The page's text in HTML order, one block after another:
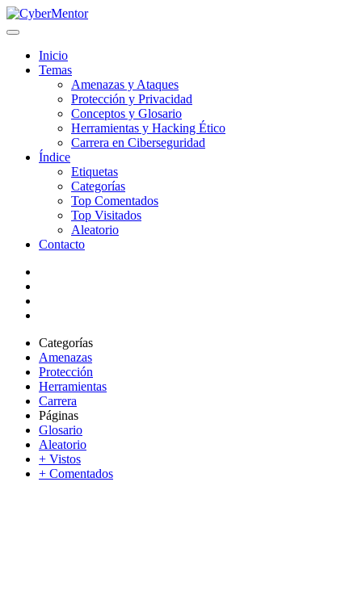
Inicio
Temas
Amenazas y Ataques
Protección y Privacidad
Conceptos y Glosario
Herramientas y Hacking Ético
Carrera en Ciberseguridad
Índice
Etiquetas
Categorías
Top Comentados
Top Visitados
Aleatorio
Contacto
Categorías
Amenazas
Protección
Herramientas
Carrera
Páginas
Glosario
Aleatorio
+ Vistos
+ Comentados